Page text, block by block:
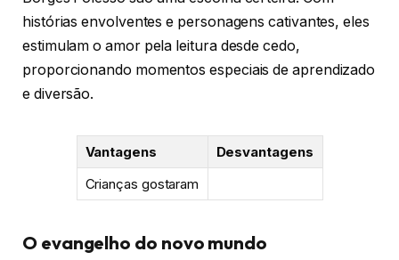
histórias envolventes e personagens cativantes, eles
estimulam o amor pela leitura desde cedo,
proporcionando momentos especiais de aprendizado
e diversão.
Vantagens
Desvantagens
Crianças gostaram
O evangelho do novo mundo